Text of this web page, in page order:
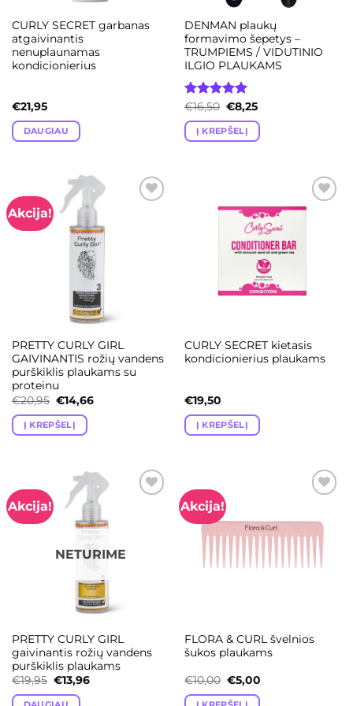
CURLY SECRET garbanas
atgaivinantis
nenuplaunamas
kondicionierius
€21,95
DAUGIAU
DENMAN plaukų
formavimo šepetys –
TRUMPIEMS / VIDUTINIO
ILGIO PLAUKAMS
Įvertinimas:
5.00iš 5
€16,50 Original
price
was:
€16,50.
€8,25Current
is:
€8,25.
Į KREPŠELĮ
Akcija!
PRETTY CURLY GIRL
GAIVINANTIS rožių vandens
purškiklis plaukams su
proteinu
€20,95 Original
price
was:
€20,95.
€14,66Current
Į KREPŠELĮ
Add to
CURLY SECRET kietasis
kondicionierius plaukams
€19,50
Į KREPŠELĮ
Akcija!
NETURIME
PRETTY CURLY GIRL
gaivinantis rožių vandens
purškiklis plaukams
€19,95 Original
price
was:
€13,96Current
Akcija!
FLORA & CURL švelnios
šukos plaukams
€10,00 Original
price
was:
€5,00Current
is: